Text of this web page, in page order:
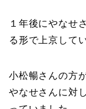
１年後にやなせ
る形で上京して
小松暢さんの方
やなせさんに対